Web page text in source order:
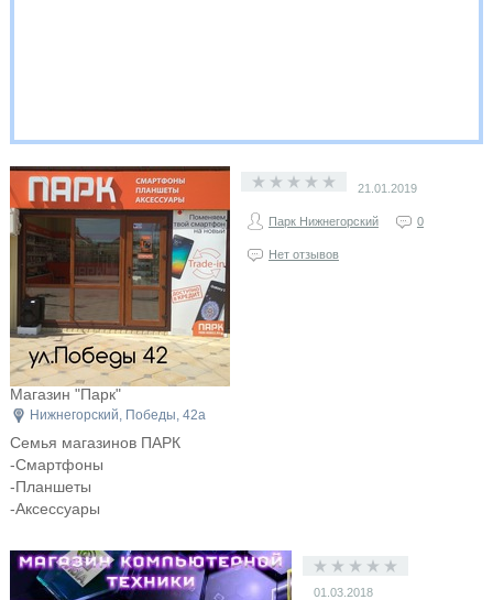
Магазин "Парк"
Нижнегорский, Победы, 42а
Семья магазинов ПАРК
-Смартфоны
-Планшеты
-Аксессуары
21.01.2019
Парк Нижнегорский 0
Нет отзывов
01.03.2018